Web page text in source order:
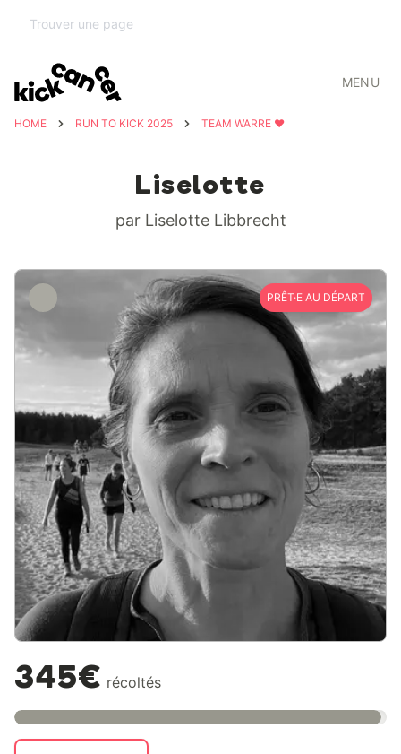
MENU
HOME RUN TO KICK 2025 TEAM WARRE ❤️
Liselotte
par Liselotte Libbrecht
PRÊT·E AU DÉPART
345€ récoltés